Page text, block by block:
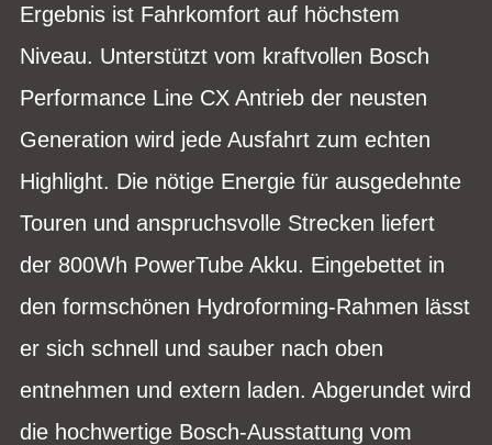
Ergebnis ist Fahrkomfort auf höchstem
Niveau. Unterstützt vom kraftvollen Bosch
Performance Line CX Antrieb der neusten
Generation wird jede Ausfahrt zum echten
Highlight. Die nötige Energie für ausgedehnte
Touren und anspruchsvolle Strecken liefert
der 800Wh PowerTube Akku. Eingebettet in
den formschönen Hydroforming-Rahmen lässt
er sich schnell und sauber nach oben
entnehmen und extern laden. Abgerundet wird
die hochwertige Bosch-Ausstattung vom